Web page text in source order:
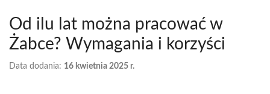
Od ilu lat można pracować w
Żabce? Wymagania i korzyści
Data dodania: 16 kwietnia 2025 r.